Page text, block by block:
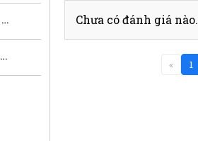
Chương 3 - Khi Tình Yêu Trở Thành Nỗi Đau
Chương 1 - Khi Tình Yêu Trở Thành Nỗi Đau
Chưa có đánh giá nào.
« 1